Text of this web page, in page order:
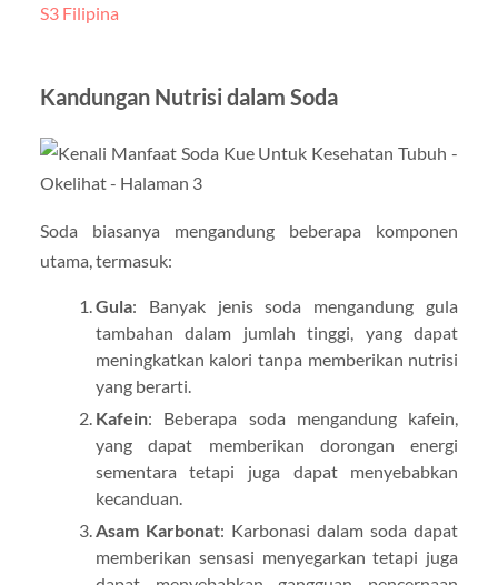
S3 Filipina
Kandungan Nutrisi dalam Soda
Soda biasanya mengandung beberapa komponen
utama, termasuk:
Gula: Banyak jenis soda mengandung gula
tambahan dalam jumlah tinggi, yang dapat
meningkatkan kalori tanpa memberikan nutrisi
yang berarti.
Kafein: Beberapa soda mengandung kafein,
yang dapat memberikan dorongan energi
sementara tetapi juga dapat menyebabkan
kecanduan.
Asam Karbonat: Karbonasi dalam soda dapat
memberikan sensasi menyegarkan tetapi juga